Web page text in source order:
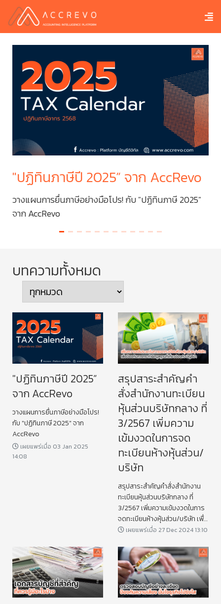
"ปฏิทินภาษีปี 2025” จาก AccRevo
วางแผนการยื่นภาษีอย่างมือโปร! กับ "ปฏิทินภาษี 2025"
จาก AccRevo
บทความทั้งหมด
"ปฏิทินภาษีปี 2025”
จาก AccRevo
วางแผนการยื่นภาษีอย่างมือโปร!
กับ "ปฏิทินภาษี 2025" จาก
AccRevo
เผยแพร่เมื่อ 03 Jan 2025
14:08
สรุปสาระสำคัญคำ
สั่งสำนักงานทะเบียน
หุ้นส่วนบริษัทกลาง ที่
3/2567 เพิ่มความ
เข้มงวดในการจด
ทะเบียนห้างหุ้นส่วน/
บริษัท
สรุปสาระสำคัญคำสั่งสำนักงาน
ทะเบียนหุ้นส่วนบริษัทกลาง ที่
3/2567 เพิ่มความเข้มงวดในการ
จดทะเบียนห้างหุ้นส่วน/บริษัท เพื่อ
ป้องกันการกระทำผิดมูลฐาน
เผยแพร่เมื่อ 27 Dec 2024 13:10